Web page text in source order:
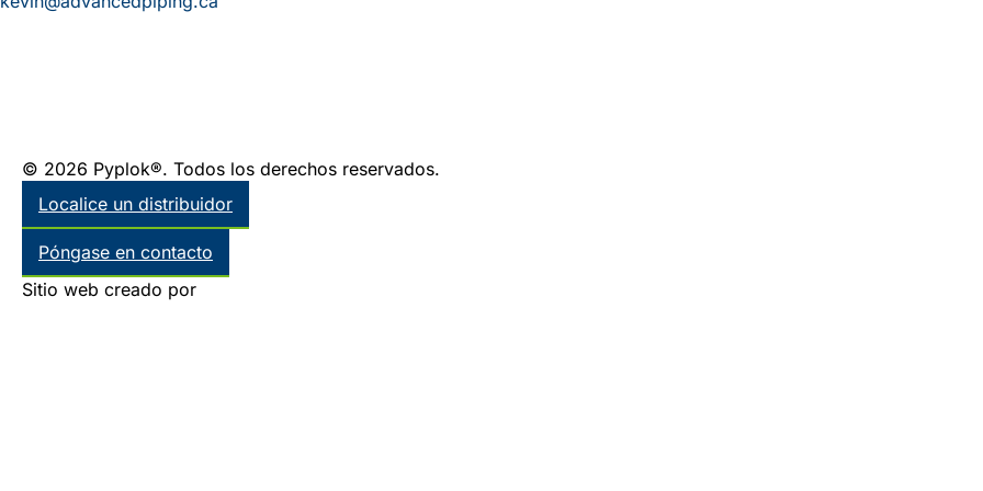
© 2026 Pyplok®. Todos los derechos reservados.
Localice un distribuidor
Póngase en contacto
Sitio web creado por